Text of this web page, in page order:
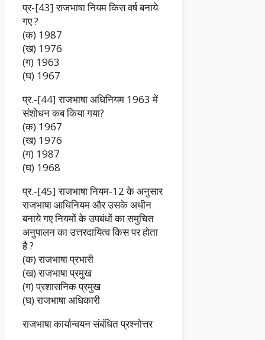
प्र-[43] राजभाषा नियम किस वर्ष बनाये
गए ?
(क) 1987
(ख) 1976
(ग) 1963
(घ) 1967
प्र.-[44] राजभाषा अधिनियम 1963 में
संशोधन कब किया गया?
(क) 1967
(ख) 1976
(ग) 1987
(घ) 1968
प्र.-[45] राजभाषा नियम-12 के अनुसार
राजभाषा आधिनियम और उसके अधीन
बनाये गए नियमों के उपबंधों का समुचित
अनुपालन का उत्तरदायित्व किस पर होता
है ?
(क) राजभाषा प्रभारी
(ख) राजभाषा प्रमुख
(ग) प्रशासनिक प्रमुख
(घ) राजभाषा अधिकारी
राजभाषा कार्यान्वयन संबंधित प्रश्नोत्तर